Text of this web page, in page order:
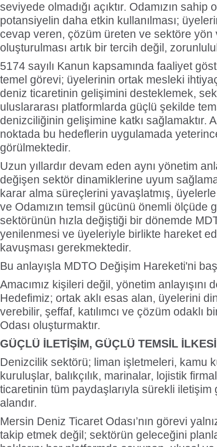
seviyede olmadığı açıktır. Odamızın
potansiyelin daha etkin kullanılması;
cevap veren, çözüm üreten ve sektöre yön
oluşturulması artık bir tercih değil,
5174 sayılı Kanun kapsamında faaliyet
temel görevi; üyelerinin ortak mesleki
deniz ticaretinin gelişimini desteklemek,
uluslararası platformlarda güçlü şekilde
denizciliğinin gelişimine katkı sağlamaktır.
noktada bu hedeflerin uygulamada
görülmektedir.
Uzun yıllardır devam eden aynı yönetim
değişen sektör dinamiklerine uyum
karar alma süreçlerini yavaşlatmış, üyelerle
ve Odamızın temsil gücünü önemli ölçüde
sektörünün hızla değiştiği bir dönemde
yenilenmesi ve üyeleriyle birlikte hareket
kavuşması gerekmektedir.
Bu anlayışla MDTO Değişim Hareketi'ni
Amacımız kişileri değil, yönetim anlayışını
Hedefimiz; ortak aklı esas alan, üyelerini
verebilir, şeffaf, katılımcı ve çözüm odaklı
Odası oluşturmaktır.
GÜÇLÜ İLETİŞİM, GÜÇLÜ TEMSİL
Denizcilik sektörü; liman işletmeleri, kamu
kuruluşlar, balıkçılık, marinalar, lojistik
ticaretinin tüm paydaşlarıyla sürekli
alandır.
Mersin Deniz Ticaret Odası’nın görevi
takip etmek değil; sektörün geleceğini